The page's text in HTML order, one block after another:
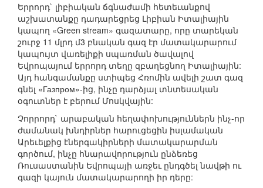
Երրորդ` լիբիական ճգնաժամի հետեւանքով
աշխատանքը դադարեցրեց Լիբիան Իտալիային
կապող «Green stream» գազատարը, որը տարեկան
շուրջ 11 մլրդ մ3 բնական գազ էր մատակարարում
կապույտ վառելիքի սպառման ծավալով
Եվրոպայում երրորդ տեղը զբաղեցնող Իտալիային:
Այդ հանգամանքը ստիպեց Հռոմին ավելի շատ գազ
գնել «Газпром»-ից, ինչը դարձյալ տնտեսական
օգուտներ է բերում Մոսկվային:
Չորրորդ` արաբական հեղափոխություններն ինչ-որ
ժամանակ խնդիրներ հարուցեցին իսլամական
Արեւելքից էներգակիրների մատակարարման
գործում, ինչը հնարավորություն ընձեռեց
Ռուսաստանին Եվրոպայի առջեւ ընդգծել նավթի ու
գազի կայուն մատակարարողի իր դերը: